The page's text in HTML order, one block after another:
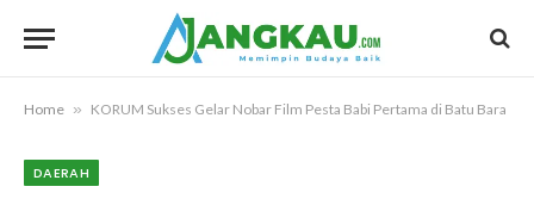
Home » KORUM Sukses Gelar Nobar Film Pesta Babi Pertama di Batu Bara
DAERAH